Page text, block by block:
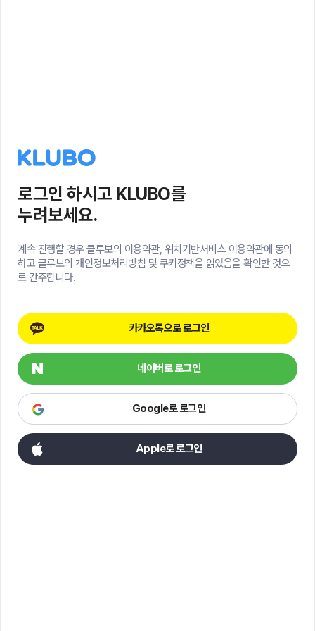
로그인 하시고 KLUBO를
누려보세요.
계속 진행할 경우 클루보의 이용약관, 위치기반서비스 이용약관에 동의
하고 클루보의 개인정보처리방침 및 쿠키정책을 읽었음을 확인한 것으
로 간주합니다.
카카오톡으로 로그인
네이버로 로그인
Google로 로그인
Apple로 로그인